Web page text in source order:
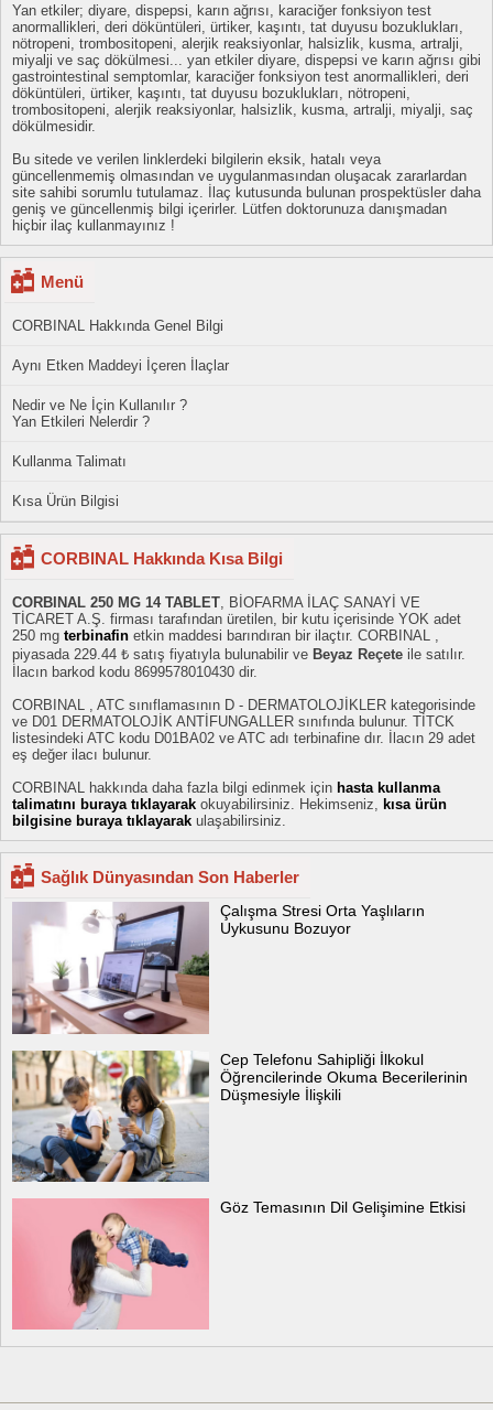
Yan etkiler; diyare, dispepsi, karın ağrısı, karaciğer fonksiyon test
anormallikleri, deri döküntüleri, ürtiker, kaşıntı, tat duyusu bozuklukları,
nötropeni, trombositopeni, alerjik reaksiyonlar, halsizlik, kusma, artralji,
miyalji ve saç dökülmesi... yan etkiler diyare, dispepsi ve karın ağrısı gibi
gastrointestinal semptomlar, karaciğer fonksiyon test anormallikleri, deri
döküntüleri, ürtiker, kaşıntı, tat duyusu bozuklukları, nötropeni,
trombositopeni, alerjik reaksiyonlar, halsizlik, kusma, artralji, miyalji, saç
dökülmesidir.
Bu sitede ve verilen linklerdeki bilgilerin eksik, hatalı veya
güncellenmemiş olmasından ve uygulanmasından oluşacak zararlardan
site sahibi sorumlu tutulamaz. İlaç kutusunda bulunan prospektüsler daha
geniş ve güncellenmiş bilgi içerirler. Lütfen doktorunuza danışmadan
hiçbir ilaç kullanmayınız !
Menü
CORBINAL Hakkında Genel Bilgi
Aynı Etken Maddeyi İçeren İlaçlar
Nedir ve Ne İçin Kullanılır ?
Yan Etkileri Nelerdir ?
Kullanma Talimatı
Kısa Ürün Bilgisi
CORBINAL Hakkında Kısa Bilgi
CORBINAL 250 MG 14 TABLET, BİOFARMA İLAÇ SANAYİ VE
TİCARET A.Ş. firması tarafından üretilen, bir kutu içerisinde YOK adet
250 mg terbinafin etkin maddesi barındıran bir ilaçtır. CORBINAL ,
piyasada 229.44 ₺ satış fiyatıyla bulunabilir ve Beyaz Reçete ile satılır.
İlacın barkod kodu 8699578010430 dir.
CORBINAL , ATC sınıflamasının D - DERMATOLOJİKLER kategorisinde
ve D01 DERMATOLOJİK ANTİFUNGALLER sınıfında bulunur. TİTCK
listesindeki ATC kodu D01BA02 ve ATC adı terbinafine dır. İlacın 29 adet
eş değer ilacı bulunur.
CORBINAL hakkında daha fazla bilgi edinmek için hasta kullanma
talimatını buraya tıklayarak okuyabilirsiniz. Hekimseniz, kısa ürün
bilgisine buraya tıklayarak ulaşabilirsiniz.
Sağlık Dünyasından Son Haberler
Çalışma Stresi Orta Yaşlıların
Uykusunu Bozuyor
Cep Telefonu Sahipliği İlkokul
Öğrencilerinde Okuma Becerilerinin
Düşmesiyle İlişkili
Göz Temasının Dil Gelişimine Etkisi